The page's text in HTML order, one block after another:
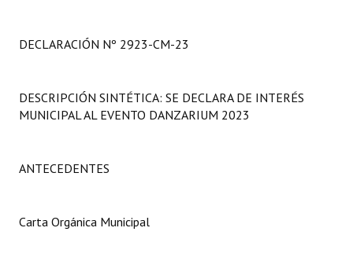
Programas
Constitución Nacional
Carta Orgánica 2007
DECLARACIÓN Nº 2923-CM-23
DESCRIPCIÓN SINTÉTICA: SE DECLARA DE INTERÉS
MUNICIPAL AL EVENTO DANZARIUM 2023
ANTECEDENTES
Carta Orgánica Municipal